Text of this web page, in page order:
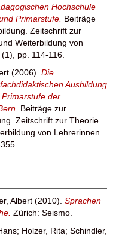
Hochschule
Primarstufe. Beiträge
Zeitschrift zur
Weiterbildung von
pp. 114-116.
(2006). Die
Ausbildung
der
Beiträge zur
Zeitschrift zur Theorie
von Lehrerinnen
Albert (2010). Sprachen
Zürich: Seismo.
; Holzer, Rita; Schindler,